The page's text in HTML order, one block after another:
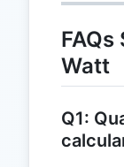
FAQs
Watt
Q1: